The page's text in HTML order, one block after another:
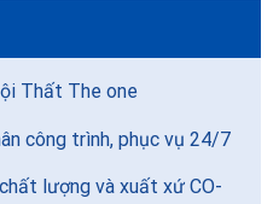
Thất The one
công trình, phục vụ 24/7
lượng và xuất xứ CO-